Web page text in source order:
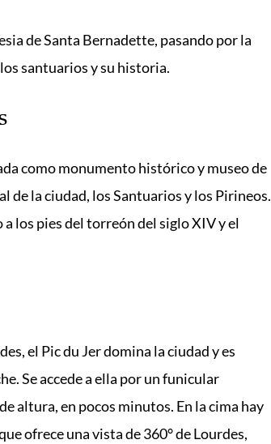
de Santa Bernadette, pasando por la
santuarios y su historia.
como monumento histórico y museo de
de la ciudad, los Santuarios y los Pirineos.
los pies del torreón del siglo XIV y el
el Pic du Jer domina la ciudad y es
Se accede a ella por un funicular
altura, en pocos minutos. En la cima hay
ofrece una vista de 360° de Lourdes,